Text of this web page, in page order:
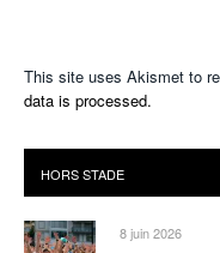
This site uses Akismet to
data is processed.
8 juin 2026